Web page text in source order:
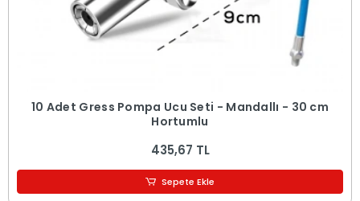
10 Adet Gress Pompa Ucu Seti - Mandallı - 30 cm
Hortumlu
435,67 TL
Sepete Ekle